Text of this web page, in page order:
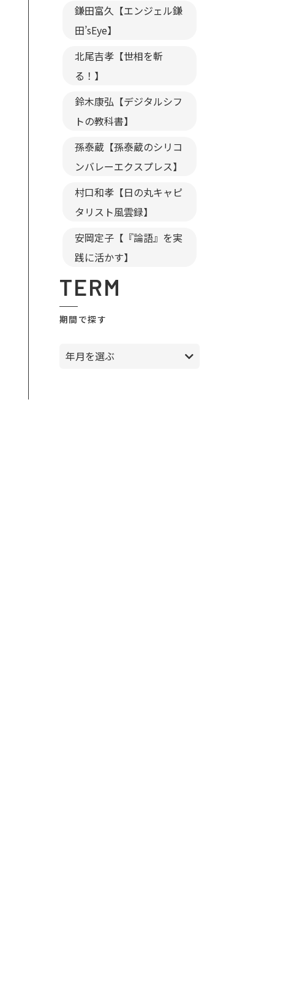
鎌田富久【エンジェル鎌
田’sEye】
北尾吉孝【世相を斬
る！】
鈴木康弘【デジタルシフ
トの教科書】
孫泰蔵【孫泰蔵のシリコ
ンバレーエクスプレス】
村口和孝【日の丸キャピ
タリスト風雲録】
安岡定子【『論語』を実
践に活かす】
TERM
期間で探す
年月を選ぶ